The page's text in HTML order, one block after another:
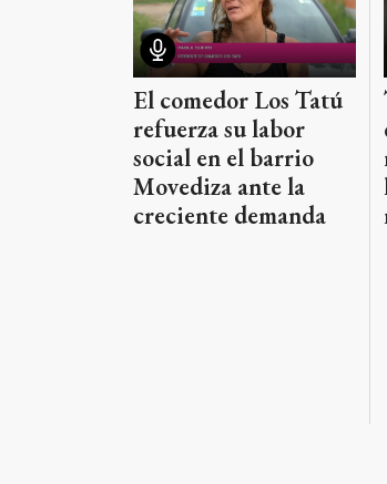
El comedor Los Tatú
refuerza su labor
social en el barrio
Movediza ante la
creciente demanda